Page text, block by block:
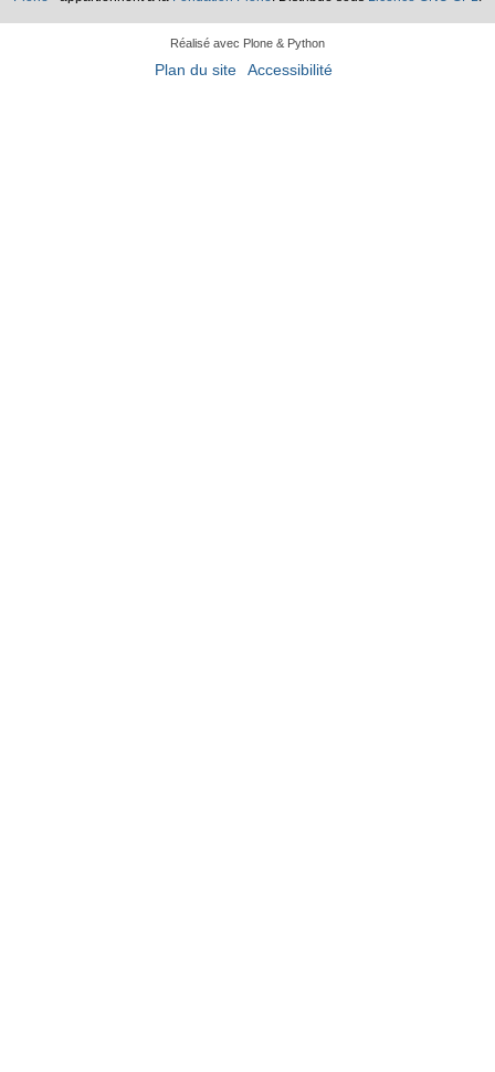
Réalisé avec Plone & Python
Plan du site Accessibilité